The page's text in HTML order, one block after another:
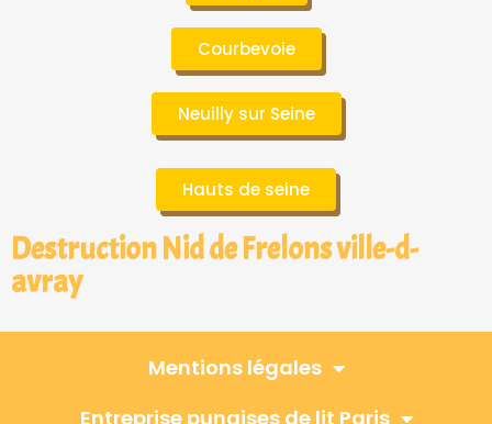
Courbevoie
Neuilly sur Seine
Hauts de seine
Destruction Nid de Frelons ville-d-
avray
Mentions légales
Entreprise punaises de lit Paris